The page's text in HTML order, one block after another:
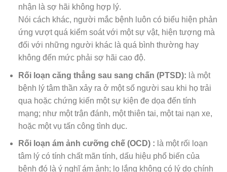
nhận là sợ hãi không hợp lý.
Nói cách khác, người mắc bệnh luôn có biểu hiện phản
ứng vượt quá kiểm soát với một sự vật, hiện tượng mà
đối với những người khác là quá bình thường hay
không đến mức phải sợ hãi cao độ.
Rối loạn căng thẳng sau sang chấn (PTSD): là một
bệnh lý tâm thần xảy ra ở một số người sau khi họ trải
qua hoặc chứng kiến một sự kiện đe dọa đến tính
mạng; như một trận đánh, một thiên tai, một tai nạn xe,
hoặc một vụ tấn công tình dục.
Rối loạn ám ảnh cưỡng chế (OCD) : là một rối loạn
tâm lý có tính chất mãn tính, dấu hiệu phổ biến của
bệnh đó là ý nghĩ ám ảnh; lo lắng không có lý do chính